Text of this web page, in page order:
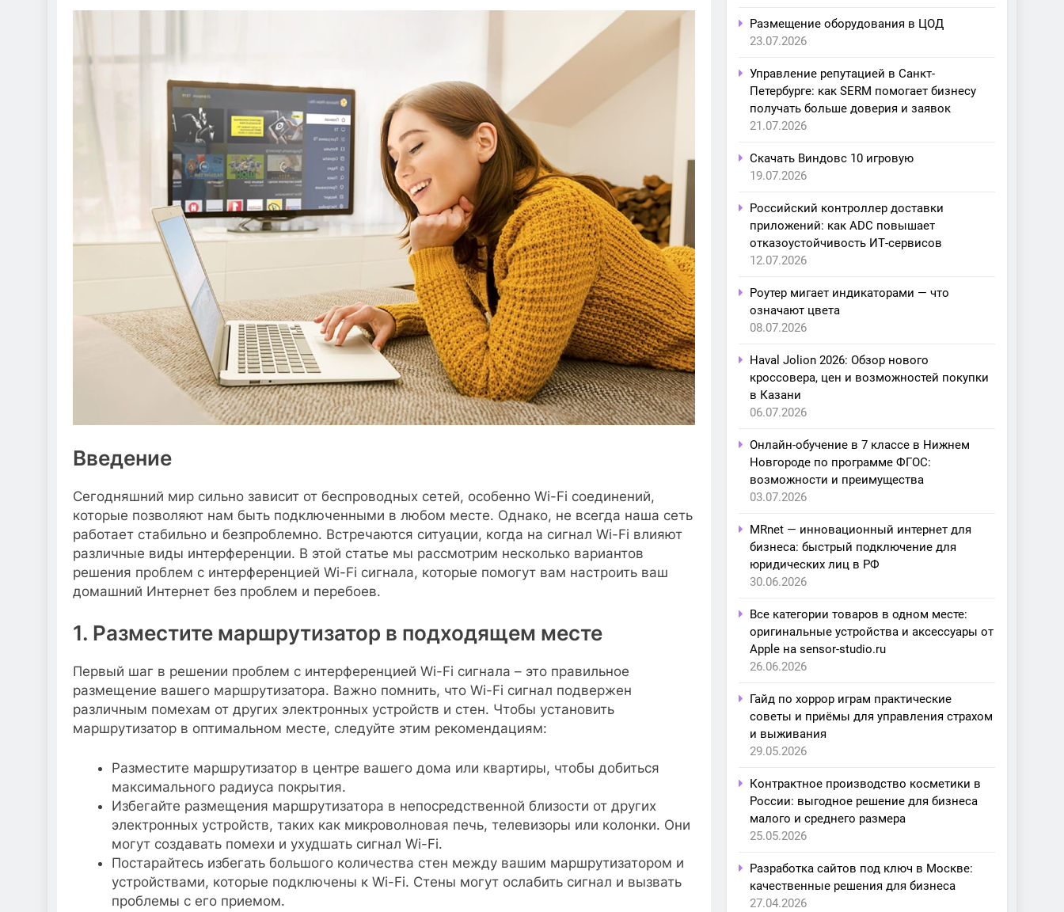
Введение
Сегодняшний мир сильно зависит от беспроводных сетей, особенно Wi-Fi соединений,
которые позволяют нам быть подключенными в любом месте. Однако, не всегда наша сеть
работает стабильно и безпроблемно. Встречаются ситуации, когда на сигнал Wi-Fi влияют
различные виды интерференции. В этой статье мы рассмотрим несколько вариантов
решения проблем с интерференцией Wi-Fi сигнала, которые помогут вам настроить ваш
домашний Интернет без проблем и перебоев.
1. Разместите маршрутизатор в подходящем месте
Первый шаг в решении проблем с интерференцией Wi-Fi сигнала – это правильное
размещение вашего маршрутизатора. Важно помнить, что Wi-Fi сигнал подвержен
различным помехам от других электронных устройств и стен. Чтобы установить
маршрутизатор в оптимальном месте, следуйте этим рекомендациям:
Разместите маршрутизатор в центре вашего дома или квартиры, чтобы добиться
максимального радиуса покрытия.
Избегайте размещения маршрутизатора в непосредственной близости от других
электронных устройств, таких как микроволновая печь, телевизоры или колонки. Они
могут создавать помехи и ухудшать сигнал Wi-Fi.
Постарайтесь избегать большого количества стен между вашим маршрутизатором и
устройствами, которые подключены к Wi-Fi. Стены могут ослабить сигнал и вызвать
проблемы с его приемом.
Размещение оборудования в ЦОД
23.07.2026
Управление репутацией в Санкт-
Петербурге: как SERM помогает бизнесу
получать больше доверия и заявок
21.07.2026
Скачать Виндовс 10 игровую
19.07.2026
Российский контроллер доставки
приложений: как ADC повышает
отказоустойчивость ИТ-сервисов
12.07.2026
Роутер мигает индикаторами — что
означают цвета
08.07.2026
Haval Jolion 2026: Обзор нового
кроссовера, цен и возможностей покупки
в Казани
06.07.2026
Онлайн-обучение в 7 классе в Нижнем
Новгороде по программе ФГОС:
возможности и преимущества
03.07.2026
MRnet — инновационный интернет для
бизнеса: быстрый подключение для
юридических лиц в РФ
30.06.2026
Все категории товаров в одном месте:
оригинальные устройства и аксессуары от
Apple на sensor-studio.ru
26.06.2026
Гайд по хоррор играм практические
советы и приёмы для управления страхом
и выживания
29.05.2026
Контрактное производство косметики в
России: выгодное решение для бизнеса
малого и среднего размера
25.05.2026
Разработка сайтов под ключ в Москве:
качественные решения для бизнеса
27.04.2026